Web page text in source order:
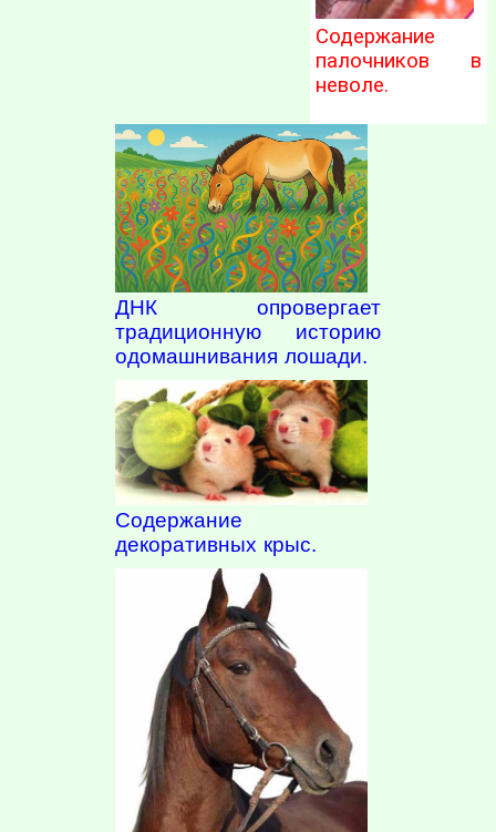
Содержание
палочников в
неволе.
ДНК опровергает
традиционную историю
одомашнивания лошади.
Содержание
декоративных крыс.